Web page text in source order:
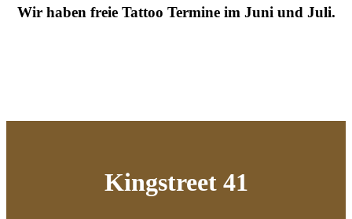
Wir haben freie Tattoo Termine im Juni und Juli.
Kingstreet 41